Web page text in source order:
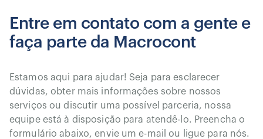
Entre em contato com a gente e
faça parte da Macrocont
Estamos aqui para ajudar! Seja para esclarecer
dúvidas, obter mais informações sobre nossos
serviços ou discutir uma possível parceria, nossa
equipe está à disposição para atendê-lo. Preencha o
formulário abaixo, envie um e-mail ou ligue para nós.